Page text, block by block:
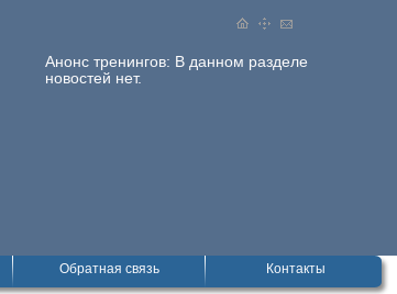
Анонс тренингов: В данном разделе
новостей нет.
Обратная связь Контакты